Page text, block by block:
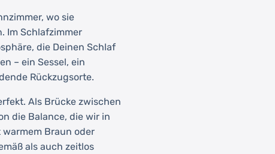
wo sie
Im Schlafzimmer
die Deinen Schlaf
– ein Sessel, ein
Rückzugsorte.
Als Brücke zwischen
die Balance, die wir in
Braun oder
als auch zeitlos